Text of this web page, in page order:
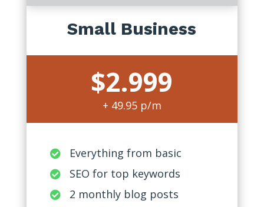
Small Business
$2.999
+ 49.95 p/m
 Everything from basic
 SEO for top keywords
 2 monthly blog posts